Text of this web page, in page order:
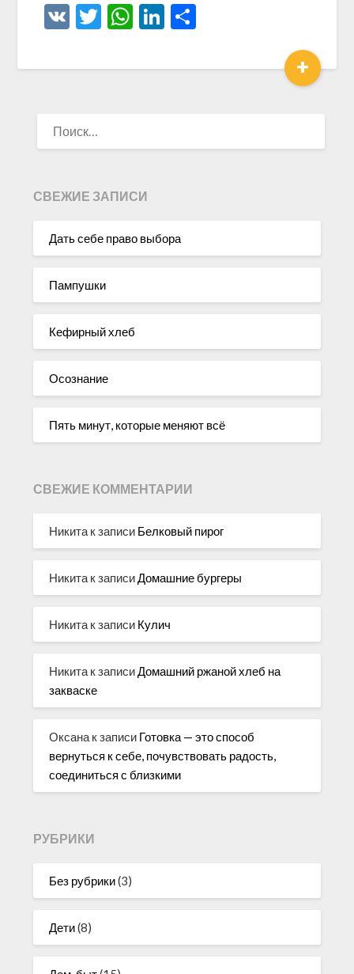
VK Twitter
WhatsApp
LinkedIn
+
СВЕЖИЕ ЗАПИСИ
Дать себе право выбора
Пампушки
Кефирный хлеб
Осознание
Пять минут, которые меняют всё
СВЕЖИЕ КОММЕНТАРИИ
Никита к записи Белковый пирог
Никита к записиДомашние бургеры
Никита к записи Кулич
Никита к записиДомашний ржаной хлеб на
закваске
Оксана к записи Готовка — это способ
вернуться к себе, почувствовать радость,
соединиться с близкими
РУБРИКИ
Без рубрики(3)
Дети(8)